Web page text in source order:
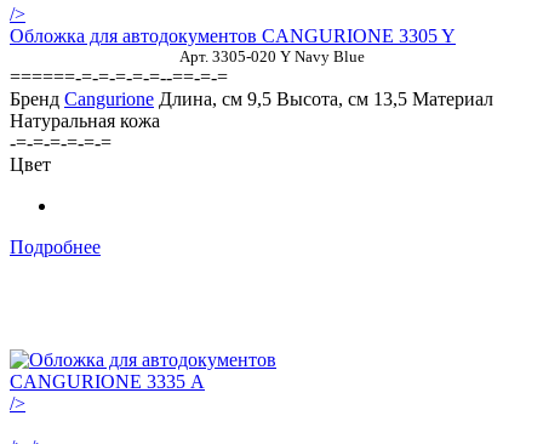
/>
Обложка для автодокументов CANGURIONE 3305 Y
Арт. 3305-020 Y Navy Blue
======-=-=-=-=-=--==-=-=
Бренд Cangurione Длина, см 9,5 Высота, см 13,5 Материал
Натуральная кожа
-=-=-=-=-=-=
Цвет
Подробнее
/>